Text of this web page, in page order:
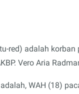
red) adalah
Vero Aria
WAH (18)